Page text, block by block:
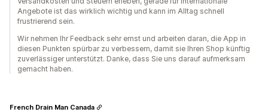
Angebote ist das wirklich wichtig und kann im Alltag schnell
frustrierend sein.
Wir nehmen Ihr Feedback sehr ernst und arbeiten daran, die App in
diesen Punkten spürbar zu verbessern, damit sie Ihren Shop künftig
zuverlässiger unterstützt. Danke, dass Sie uns darauf aufmerksam
gemacht haben.
French Drain Man Canada